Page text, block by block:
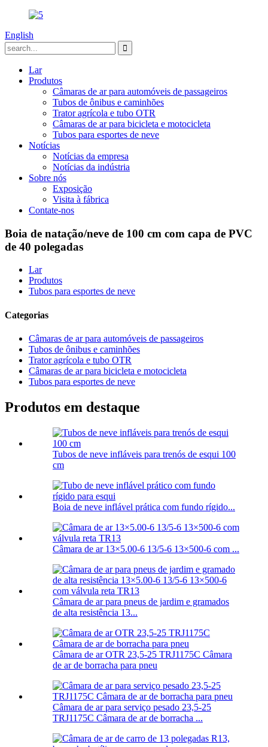
English
Lar
Produtos
Câmaras de ar para automóveis de passageiros
Tubos de ônibus e caminhões
Trator agrícola e tubo OTR
Câmaras de ar para bicicleta e motocicleta
Tubos para esportes de neve
Notícias
Notícias da empresa
Notícias da indústria
Sobre nós
Exposição
Visita à fábrica
Contate-nos
Boia de natação/neve de 100 cm com capa de PVC
de 40 polegadas
Lar
Produtos
Tubos para esportes de neve
Categorias
Câmaras de ar para automóveis de passageiros
Tubos de ônibus e caminhões
Trator agrícola e tubo OTR
Câmaras de ar para bicicleta e motocicleta
Tubos para esportes de neve
Produtos em destaque
Tubos de neve infláveis para trenós de esqui 100
cm
Boia de neve inflável prática com fundo rígido...
Câmara de ar 13×5.00-6 13/5-6 13×500-6 com ...
Câmara de ar para pneus de jardim e gramados
de alta resistência 13...
Câmara de ar OTR 23,5-25 TRJ1175C Câmara
de ar de borracha para pneu
Câmara de ar para serviço pesado 23,5-25
TRJ1175C Câmara de ar de borracha ...